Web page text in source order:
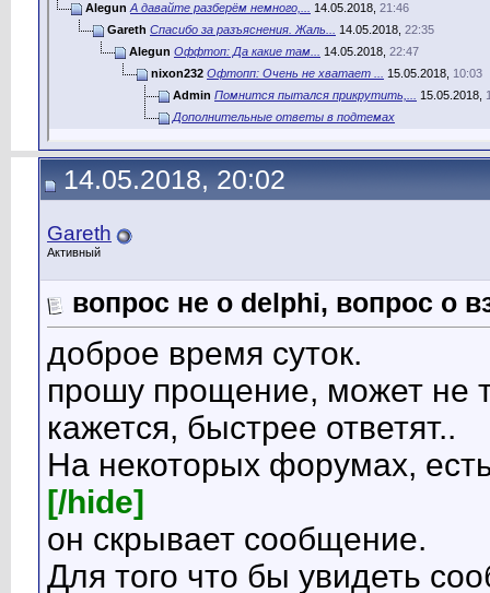
Alegun А давайте разберём немного,... 14.05.2018, 21:46
Gareth Спасибо за разъяснения. Жаль... 14.05.2018, 22:35
Alegun Оффтоп: Да какие там... 14.05.2018, 22:47
nixon232 Офтопп: Очень не хватает ... 15.05.2018, 10:03
Admin Помнится пытался прикрутить,... 15.05.2018,
Дополнительные ответы в подтемах
14.05.2018, 20:02
Gareth
Активный
вопрос не о delphi, вопрос о
доброе время суток.
прошу прощение, может не
кажется, быстрее ответят..
На некоторых форумах,
[/hide]
он скрывает сообщение.
Для того что бы увидеть